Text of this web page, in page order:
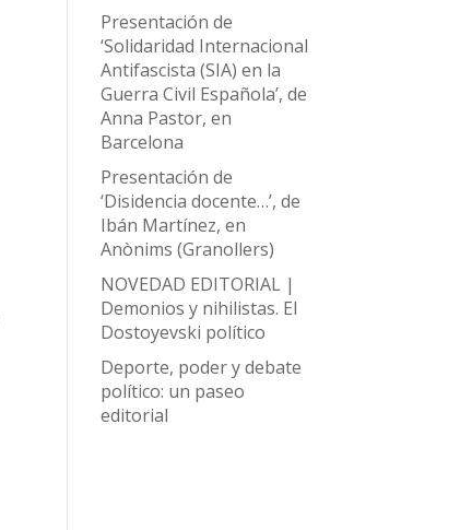
Presentación de
‘Solidaridad Internacional
Antifascista (SIA) en la
Guerra Civil Española’, de
Anna Pastor, en
Barcelona
Presentación de
‘Disidencia docente…’, de
Ibán Martínez, en
Anònims (Granollers)
NOVEDAD EDITORIAL |
Demonios y nihilistas. El
Dostoyevski político
Deporte, poder y debate
político: un paseo
editorial